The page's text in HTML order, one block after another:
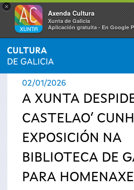
×
Axenda Cultura
Xunta de Galicia
Aplicación gratuíta - En Google
Vostede
está
aquí
INICIO › ACTUALIDADE
02/01/2026
A XUNTA
CASTELAO’
EXPOSICIÓN NA
BIBLIOTECA DE
PARA